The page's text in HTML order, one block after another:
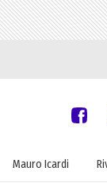
Mauro Icardi